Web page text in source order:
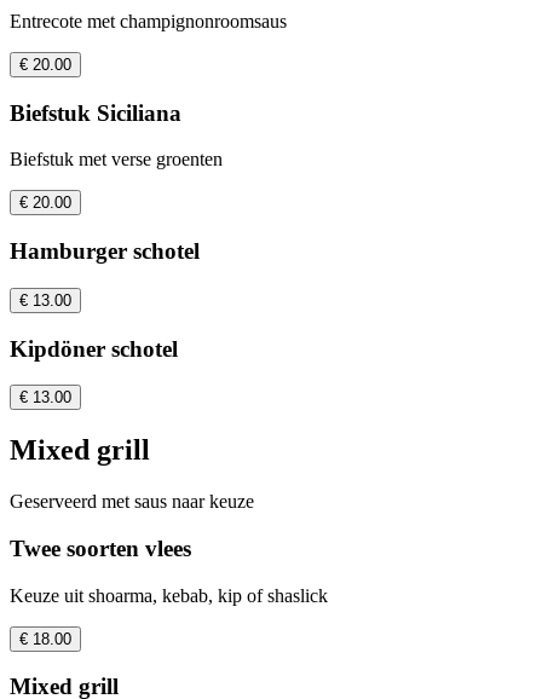
Entrecote met champignonroomsaus
€ 20.00
Biefstuk Siciliana
Biefstuk met verse groenten
€ 20.00
Hamburger schotel
€ 13.00
Kipdöner schotel
€ 13.00
Mixed grill
Geserveerd met saus naar keuze
Twee soorten vlees
Keuze uit shoarma, kebab, kip of shaslick
€ 18.00
Mixed grill